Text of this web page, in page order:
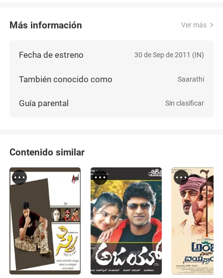
Más información Ver más
Fecha de estreno 30 de Sep de 2011 (IN)
También conocido como Saarathi
Guía parental Sin clasificar
Contenido similar